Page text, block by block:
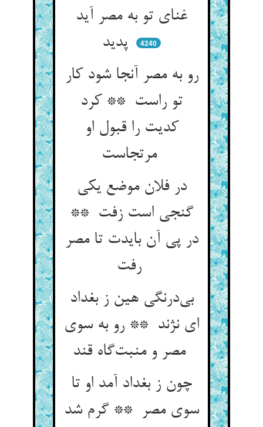
غنای تو به مصر آید
4240
رو به مصر آنجا شود کار
تو راست ** کرد
کدیت را قبول او
مرتجاست
در فلان موضع یکی
گنجی است زفت **
در پی آن بایدت تا مصر
بی‌درنگی هین ز بغداد
ای نژند ** رو به سوی
مصر و منبت‌گاه قند
چون ز بغداد آمد او تا
سوی مصر ** گرم شد